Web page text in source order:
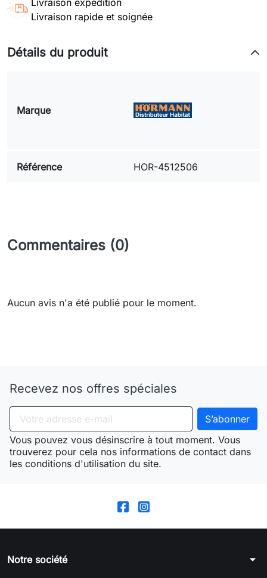
Livraison rapide et soignée
Détails du produit
Marque
Référence HOR-4512506
Commentaires (0)
Aucun avis n'a été publié pour le moment.
Recevez nos offres spéciales
Vous pouvez vous désinscrire à tout moment. Vous
trouverez pour cela nos informations de contact dans
les conditions d'utilisation du site.
Notre société arrow_drop_down